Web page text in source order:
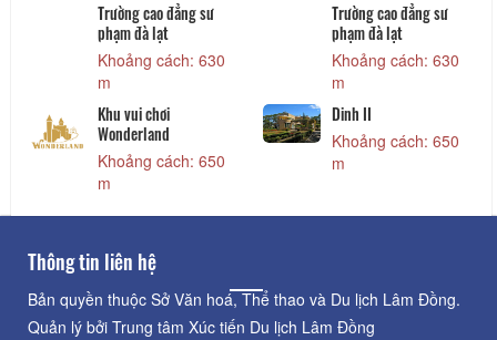
Trường cao đẳng sư
phạm đà lạt
Khoảng cách: 630
m
Trường cao đẳng sư
phạm đà lạt
Khoảng cách: 630
m
Khu vui chơi
Wonderland
Khoảng cách: 650
m
Dinh II
Khoảng cách: 650
m
Thông tin liên hệ
Bản quyền thuộc Sở Văn hoá, Thể thao và Du lịch Lâm Đồng.
Quản lý bởi Trung tâm Xúc tiến Du lịch Lâm Đồng